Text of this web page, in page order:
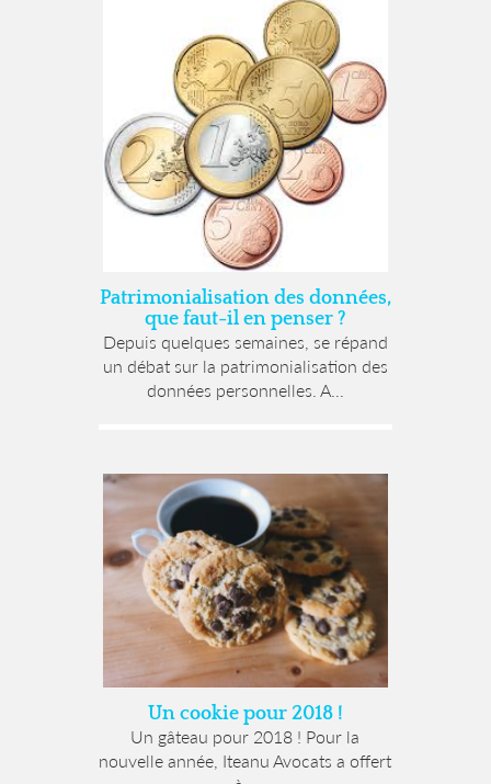
Patrimonialisation des données,
que faut-il en penser ?
Depuis quelques semaines, se répand
un débat sur la patrimonialisation des
données personnelles. A...
Un cookie pour 2018 !
Un gâteau pour 2018 ! Pour la
nouvelle année, Iteanu Avocats a offert